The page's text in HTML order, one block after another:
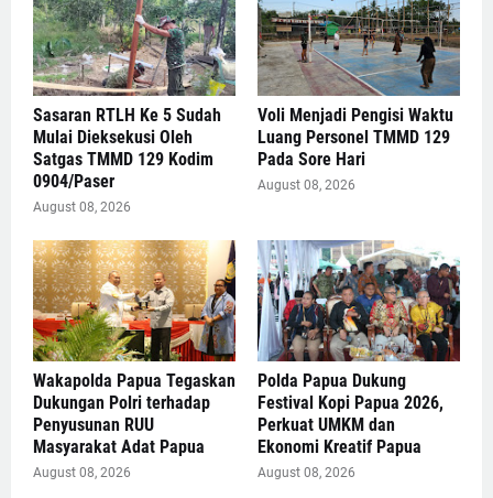
Sasaran RTLH Ke 5 Sudah
Mulai Dieksekusi Oleh
Satgas TMMD 129 Kodim
0904/Paser
August 08, 2026
Voli Menjadi Pengisi Waktu
Luang Personel TMMD 129
Pada Sore Hari
August 08, 2026
Wakapolda Papua Tegaskan
Dukungan Polri terhadap
Penyusunan RUU
Masyarakat Adat Papua
August 08, 2026
Polda Papua Dukung
Festival Kopi Papua 2026,
Perkuat UMKM dan
Ekonomi Kreatif Papua
August 08, 2026